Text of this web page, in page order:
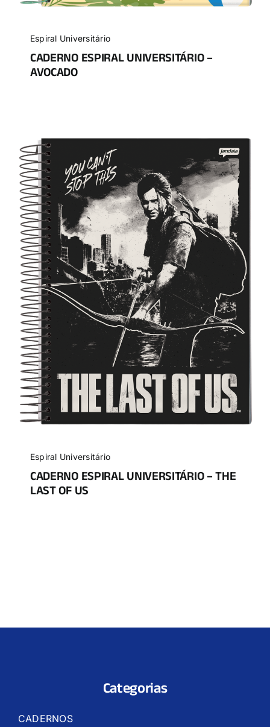
Espiral Universitário
CADERNO ESPIRAL UNIVERSITÁRIO –
AVOCADO
Espiral Universitário
CADERNO ESPIRAL UNIVERSITÁRIO – THE
LAST OF US
Categorias
CADERNOS